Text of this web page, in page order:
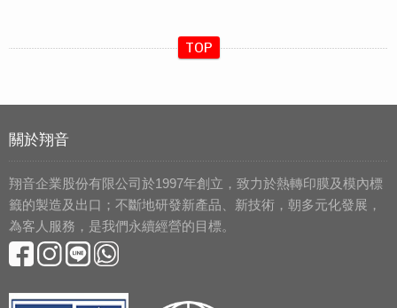
TOP
關於翔音
翔音企業股份有限公司於1997年創立，致力於熱轉印膜及模內標
籤的製造及出口；不斷地研發新產品、新技術，朝多元化發展，
為客人服務，是我們永續經營的目標。